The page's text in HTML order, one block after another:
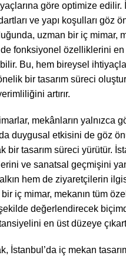
göre optimize edilir.
ve yapı koşulları göz
uzman bir iç mimar,
fonksiyonel özelliklerini
Bu, hem bireysel
bir tasarım süreci
artırır.
mekânların yalnızca
duygusal etkisini de göz
bir tasarım süreci yürütür.
ve sanatsal geçmişini
hem de ziyaretçilerin
iç mimar, mekanın tüm
değerlendirecek
en üst düzeye
İstanbul’da iç mekan